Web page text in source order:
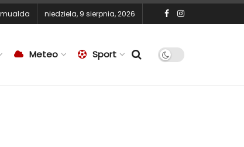
niedziela, 9 sierpnia, 2026
Meteo Sport